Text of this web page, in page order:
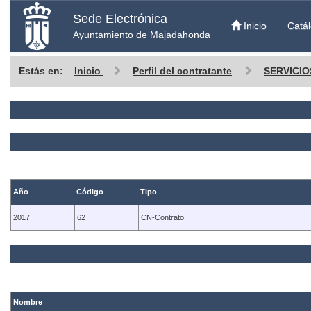
Sede Electrónica
Ayuntamiento de Majadahonda
Inicio
Estás en: Inicio Perfil del contratante
Año Código Tipo
2017 62 CN-Contrato
Nombre